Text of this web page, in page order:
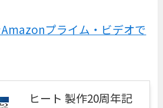
プライム・ビデオで
ヒート 製作20周年記